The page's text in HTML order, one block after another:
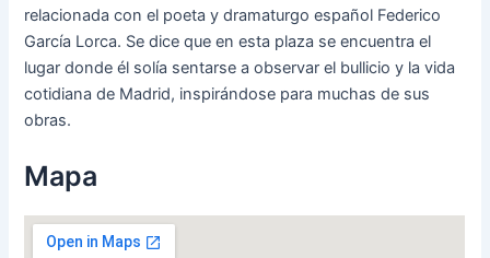
relacionada con el poeta y dramaturgo español Federico
García Lorca. Se dice que en esta plaza se encuentra el
lugar donde él solía sentarse a observar el bullicio y la vida
cotidiana de Madrid, inspirándose para muchas de sus
obras.
Mapa